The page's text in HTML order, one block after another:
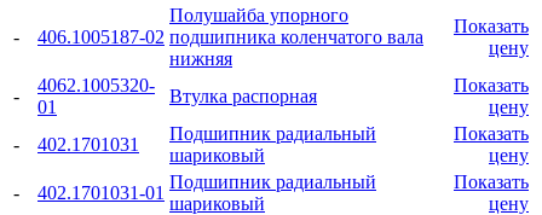
- 406.1005187-02
Полушайба упорного
подшипника коленчатого вала
нижняя
Показать
цену
-
4062.1005320-
01
Втулка распорная
Показать
цену
-
402.1701031
Подшипник радиальный
шариковый
Показать
цену
-
402.1701031-01
Подшипник радиальный
шариковый
Показать
цену